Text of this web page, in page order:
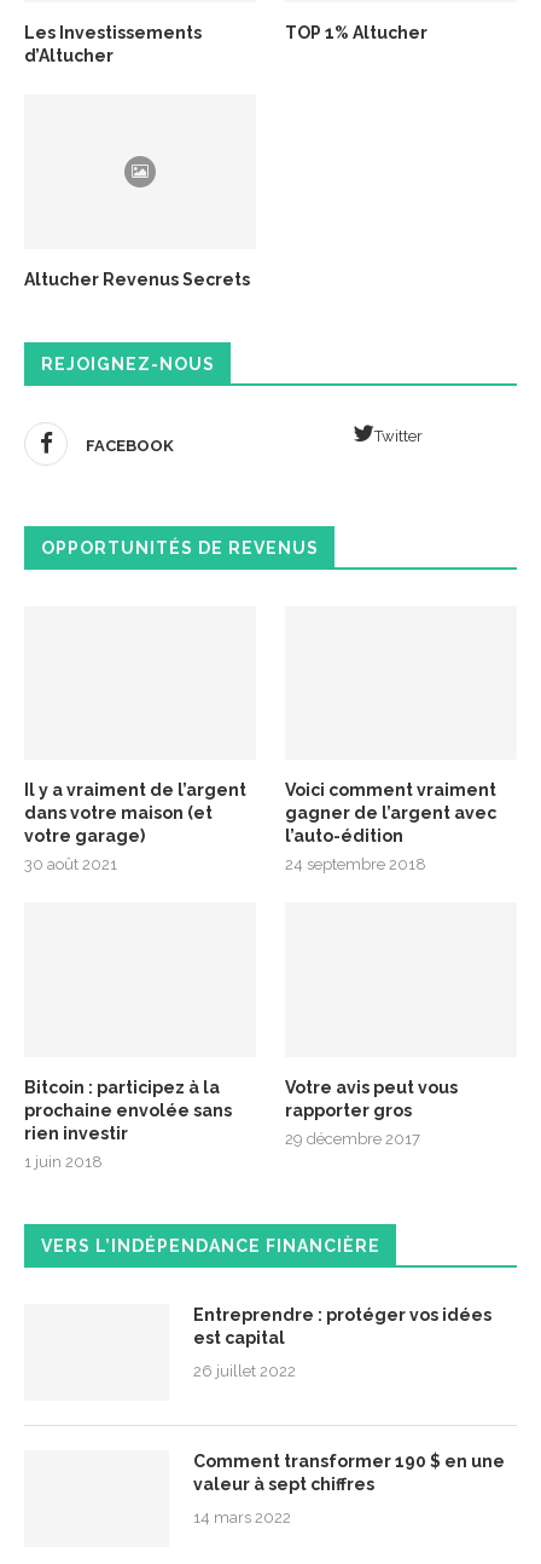
Les Investissements
d’Altucher
TOP 1% Altucher
Altucher Revenus Secrets
REJOIGNEZ-NOUS
FACEBOOK
Twitter
OPPORTUNITÉS DE REVENUS
Il y a vraiment de l’argent
dans votre maison (et
votre garage)
30 août 2021
Voici comment vraiment
gagner de l’argent avec
l’auto-édition
24 septembre 2018
Bitcoin : participez à la
prochaine envolée sans
rien investir
1 juin 2018
Votre avis peut vous
rapporter gros
29 décembre 2017
VERS L’INDÉPENDANCE FINANCIÈRE
Entreprendre : protéger vos idées
est capital
26 juillet 2022
Comment transformer 190 $ en une
valeur à sept chiffres
14 mars 2022